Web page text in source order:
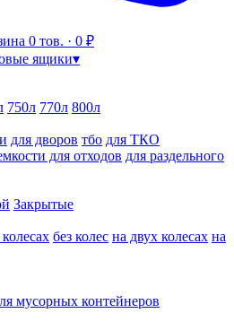
0 тов. · 0 ₽
ящики▾
750л 770л 800л
для дворов тбо для ТКО
для отходов для раздельного
Закрытые
без колес на двух колесах на
мусорных контейнеров